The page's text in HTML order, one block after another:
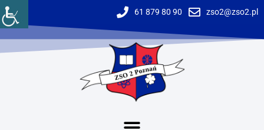
61 879 80 90 zso2@zso2.pl